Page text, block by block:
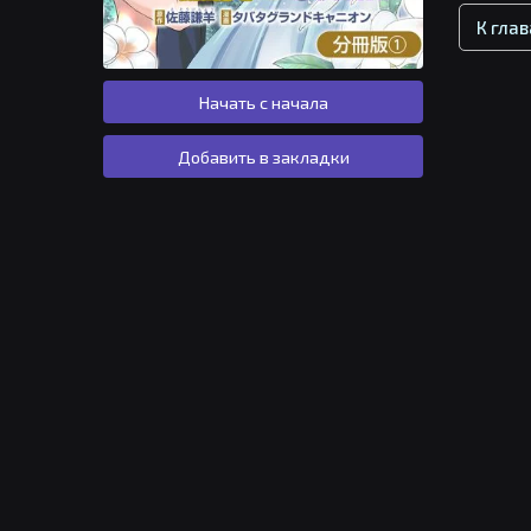
Начать с начала
Добавить в закладки
К